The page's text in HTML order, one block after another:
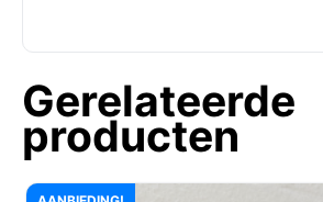
Gerelateerde
producten